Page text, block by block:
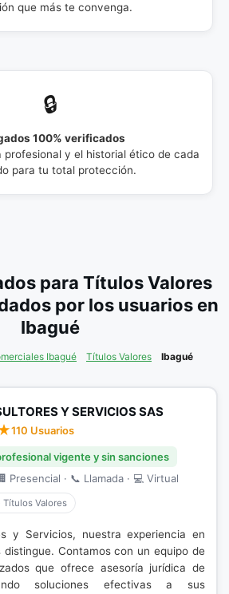
que más te convenga.
🔒
100% verificados
profesional y el historial ético de cada
para tu total protección.
para Títulos Valores
por los usuarios en
Ibagué
Ibagué Títulos Valores Ibagué
Y SERVICIOS SAS
110 Usuarios
vigente y sin sanciones
Presencial · 📞 Llamada · 💻 Virtual
Títulos Valores
y Servicios, nuestra experiencia en
distingue. Contamos con un equipo de
que ofrece asesoría jurídica de
soluciones efectivas a sus